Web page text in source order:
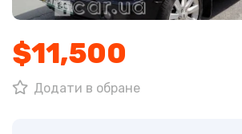
$11,500
Додати в обране